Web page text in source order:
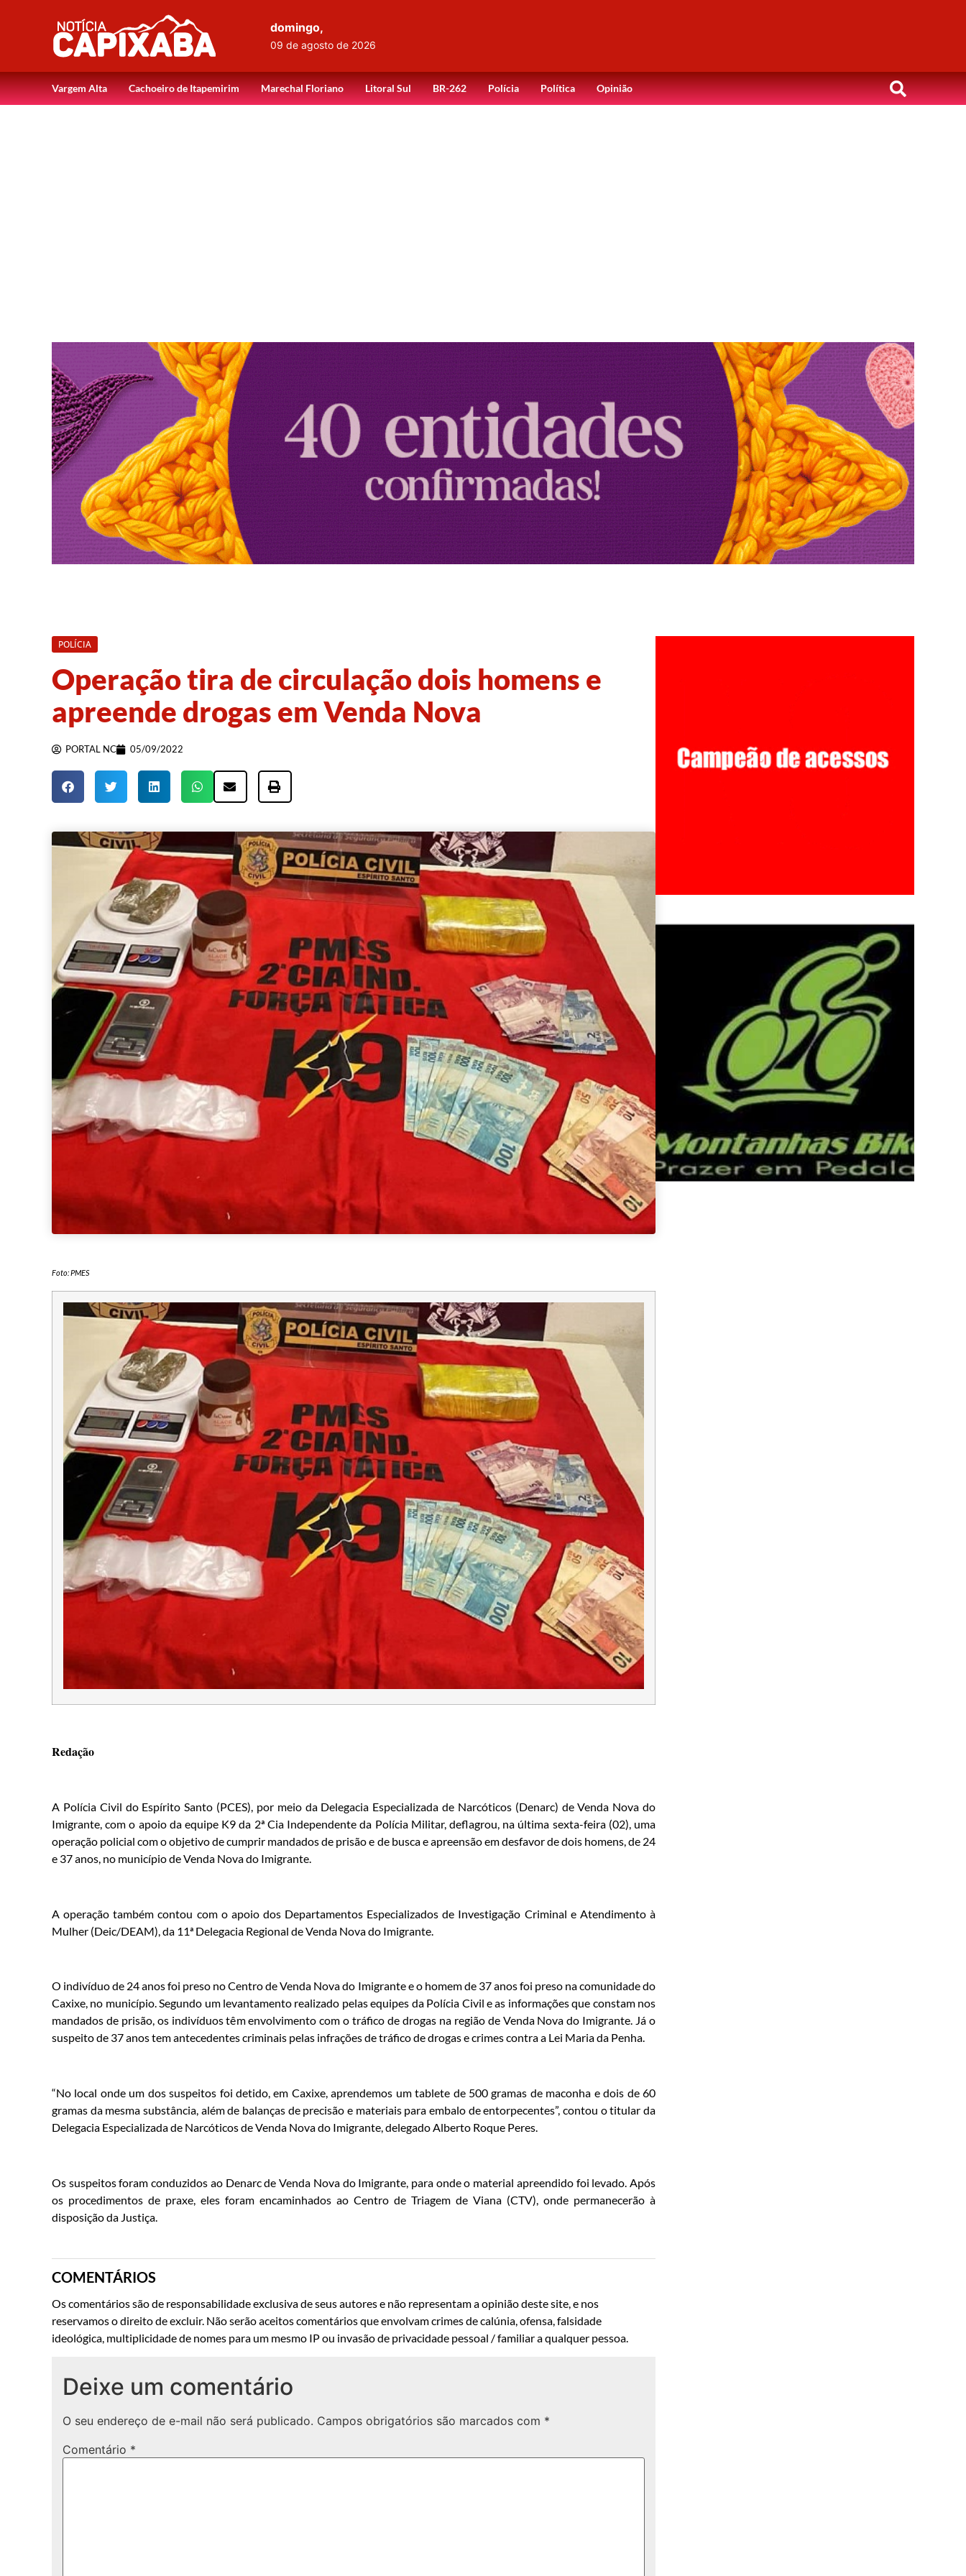
domingo,
09 de agosto de 2026
Vargem Alta Cachoeiro de Itapemirim Marechal Floriano Litoral Sul BR-262 Polícia Política Opinião
POLÍCIA
Operação tira de circulação dois homens e
apreende drogas em Venda Nova
PORTAL NC 05/09/2022
Foto: PMES
Redação
A Polícia Civil do Espírito Santo (PCES), por meio da Delegacia Especializada de Narcóticos (Denarc) de Venda Nova do
Imigrante, com o apoio da equipe K9 da 2ª Cia Independente da Polícia Militar, deflagrou, na última sexta-feira (02), uma
operação policial com o objetivo de cumprir mandados de prisão e de busca e apreensão em desfavor de dois homens, de 24
e 37 anos, no município de Venda Nova do Imigrante.
A operação também contou com o apoio dos Departamentos Especializados de Investigação Criminal e Atendimento à
Mulher (Deic/DEAM), da 11ª Delegacia Regional de Venda Nova do Imigrante.
O indivíduo de 24 anos foi preso no Centro de Venda Nova do Imigrante e o homem de 37 anos foi preso na comunidade do
Caxixe, no município. Segundo um levantamento realizado pelas equipes da Polícia Civil e as informações que constam nos
mandados de prisão, os indivíduos têm envolvimento com o tráfico de drogas na região de Venda Nova do Imigrante. Já o
suspeito de 37 anos tem antecedentes criminais pelas infrações de tráfico de drogas e crimes contra a Lei Maria da Penha.
“No local onde um dos suspeitos foi detido, em Caxixe, aprendemos um tablete de 500 gramas de maconha e dois de 60
gramas da mesma substância, além de balanças de precisão e materiais para embalo de entorpecentes”, contou o titular da
Delegacia Especializada de Narcóticos de Venda Nova do Imigrante, delegado Alberto Roque Peres.
Os suspeitos foram conduzidos ao Denarc de Venda Nova do Imigrante, para onde o material apreendido foi levado. Após
os procedimentos de praxe, eles foram encaminhados ao Centro de Triagem de Viana (CTV), onde permanecerão à
disposição da Justiça.
COMENTÁRIOS
Os comentários são de responsabilidade exclusiva de seus autores e não representam a opinião deste site, e nos
reservamos o direito de excluir. Não serão aceitos comentários que envolvam crimes de calúnia, ofensa, falsidade
ideológica, multiplicidade de nomes para um mesmo IP ou invasão de privacidade pessoal / familiar a qualquer pessoa.
Deixe um comentário
O seu endereço de e-mail não será publicado. Campos obrigatórios são marcados com *
Comentário *